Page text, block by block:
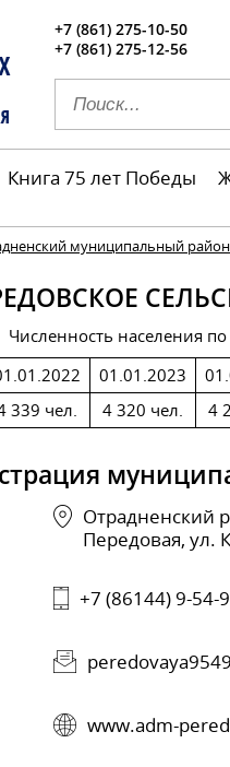
+7 (861) 275-10-50
+7 (861) 275-12-56
Книга 75 лет Победы
муниципальный район
Численность населения
339 чел.
01.01.2023
4 320 чел.
4
Отрадненский
Передовая, ул.
+7 (86144) 9-54-
www.adm-